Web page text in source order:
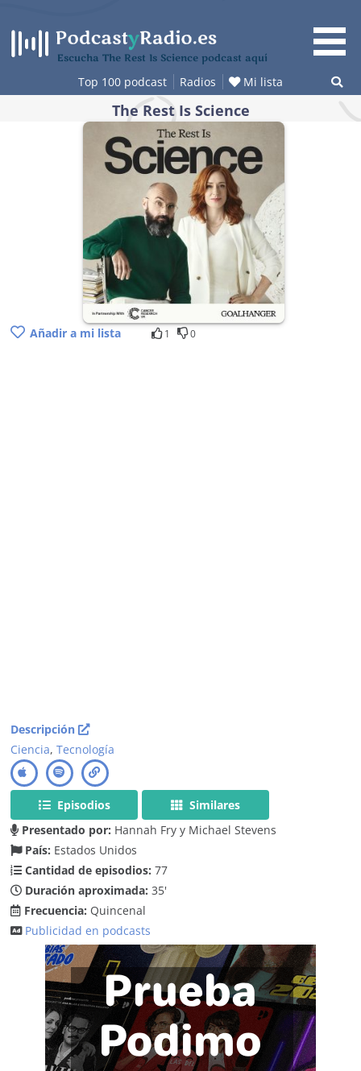
contenido
Escucha The Rest Is Science podcast aquí
Top 100 podcast Radios Mi lista
The Rest Is Science
Añadir a mi lista 1 0
Descripción
Ciencia,Tecnología
Episodios
Similares
Presentado por: Hannah Fry y Michael Stevens
País: Estados Unidos
Cantidad de episodios: 77
Duración aproximada: 35'
Frecuencia: Quincenal
Publicidad en podcasts